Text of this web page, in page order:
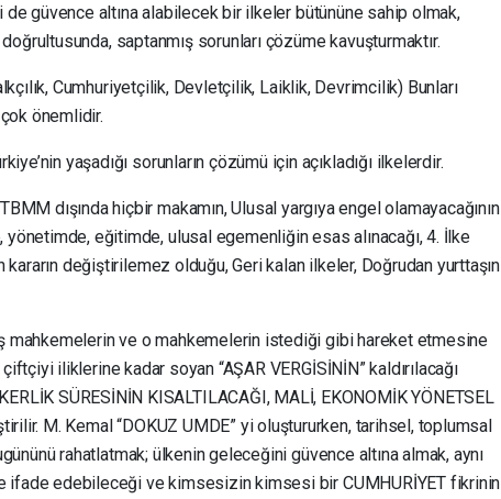
de güvence altına alabilecek bir ilkeler bütününe sahip olmak,
saptanmış sorunları çözüme kavuşturmaktır.
Cumhuriyetçilik, Devletçilik, Laiklik, Devrimcilik) Bunları
önemlidir.
yaşadığı sorunların çözümü için açıkladığı ilkelerdir.
dışında hiçbir makamın, Ulusal yargıya engel olamayacağının
eğitimde, ulusal egemenliğin esas alınacağı, 4. İlke
kararın değiştirilemez olduğu, Geri kalan ilkeler, Doğrudan yurttaşın
mahkemelerin ve o mahkemelerin istediği gibi hareket etmesine
iliklerine kadar soyan “AŞAR VERGİSİNİN” kaldırılacağı
SÜRESİNİN KISALTILACAĞI, MALİ, EKONOMİK YÖNETSEL
M. Kemal “DOKUZ UMDE” yi oluştururken, tarihsel, toplumsal
rahatlatmak; ülkenin geleceğini güvence altına almak, aynı
ifade edebileceği ve kimsesizin kimsesi bir CUMHURİYET fikrinin